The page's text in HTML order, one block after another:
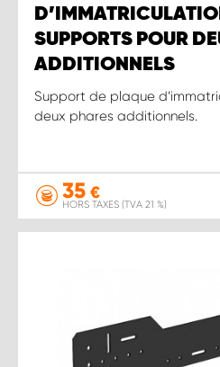
SUPPORTS POUR
ADDITIONNELS
Support de plaque
deux phares additionnels.
35 €
HORS TAXES (TVA 21 %)